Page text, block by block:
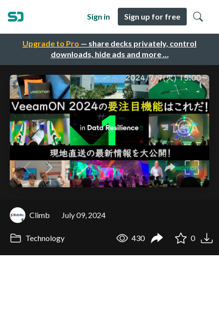
Upgrade to Pro — share decks privately, control
downloads, hide ads and more …
Sign in Sign up for free
Climb July 09, 2024
Technology 430 0